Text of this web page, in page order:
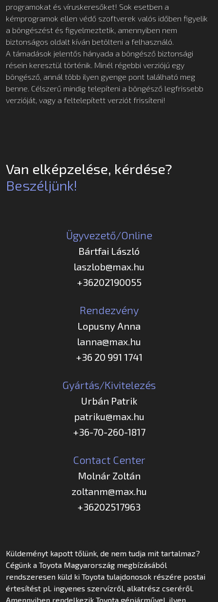
programokat és víruskeresőket! Sok esetben a
kémprogramok ellen védő szoftverek valós időben figyelik
a böngészést és figyelmeztetik, amennyiben nem
biztonságos oldalt kíván betölteni a felhasználó.
A támadások jelentős hányada a böngésző biztonsági
résein keresztül történik. Minél régebbi verziójú egy
böngésző, annál több ilyen gyenge pont található meg
benne. Célszerű mindig telepíteni a böngésző legfrissebb
verzióját, vagy a feltelepített verziót frissíteni!
Van elképzelése, kérdése?
Beszéljünk!
Ügyvezető/Online
Bártfai László
laszlob@max.hu
+36202190055
Rendezvény
Lopusny Anna
lanna@max.hu
+36 20 991 1741
Gyártás/Kivitelezés
Urbán Patrik
patriku@max.hu
+36-70-260-1817
Contact Center
Molnár Zoltán
zoltanm@max.hu
+36202517963
Küldeményt kapott tőlünk, de nem tudja mit tartalmaz?
Cégünk a Toyota Magyarország megbízásából
rendszeresen küld ki Toyota tulajdonosok részére postai
értesítést pl. ingyenes szervízről, alkatrész cseréről.
Amennyiben rendelkezik Toyota gépjárművel, ilyen